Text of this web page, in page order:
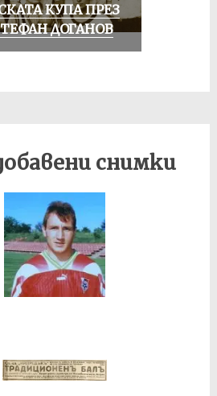
КУПА ПРЕЗ
ДОГАНОВ
снимки